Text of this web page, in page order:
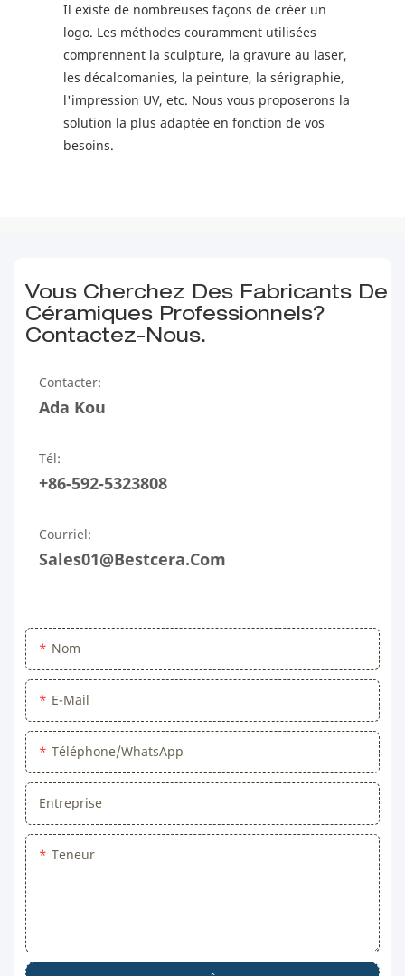
Il existe de nombreuses façons de créer un
logo. Les méthodes couramment utilisées
comprennent la sculpture, la gravure au laser,
les décalcomanies, la peinture, la sérigraphie,
l'impression UV, etc. Nous vous proposerons la
solution la plus adaptée en fonction de vos
besoins.
Vous Cherchez Des Fabricants De
Céramiques Professionnels?
Contactez-Nous.
Contacter:
Ada Kou
Tél:
+86-592-5323808
Courriel:
Sales01@bestcera.com
Nom
E-Mail
Téléphone/WhatsApp
Entreprise
Teneur